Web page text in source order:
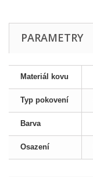
PARAMETRY
Materiál kovu
Typ pokovení
Barva
Osazení